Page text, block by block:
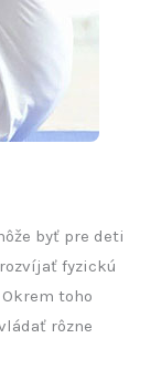
byť pre deti
fyzickú
toho
rôzne